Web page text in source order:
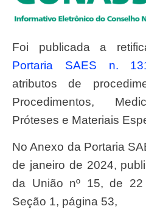
Foi publicada a
Portaria SAES n.
atributos de
Procedimentos,
Próteses e Materiais
No Anexo da Portaria SAES/MS nº 1315, de 17
de janeiro de 2024,
da União nº 15, de
Seção 1, página 53,